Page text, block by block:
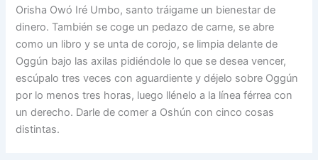
Orisha Owó Iré Umbo, santo tráigame un bienestar de
dinero. También se coge un pedazo de carne, se abre
como un libro y se unta de corojo, se limpia delante de
Oggún bajo las axilas pidiéndole lo que se desea vencer,
escúpalo tres veces con aguardiente y déjelo sobre Oggún
por lo menos tres horas, luego llénelo a la línea férrea con
un derecho. Darle de comer a Oshún con cinco cosas
distintas.